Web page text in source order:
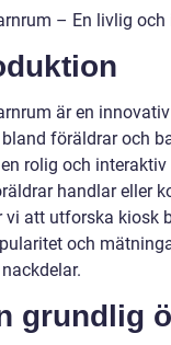
– En livlig
är en
föräldrar och
rolig och
handlar eller
vi att utforska kiosk
och
grundlig